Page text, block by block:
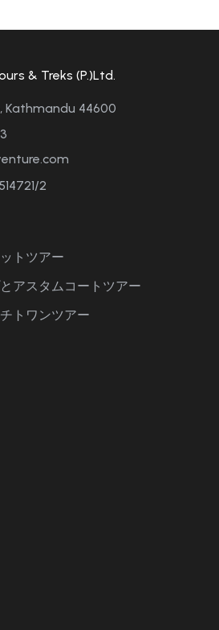
& Treks (P.)Ltd.
Kathmandu 44600
2
トツアー
アスタムコートツアー
トワンツアー